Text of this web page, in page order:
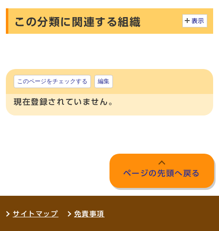
この分類に関連する組織 表示
このページをチェックする 編集
現在登録されていません。
ページの先頭へ戻る
サイトマップ 免責事項